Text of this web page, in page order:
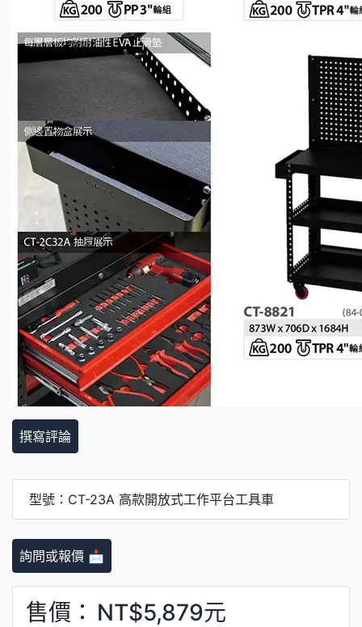
撰寫評論
型號：CT-23A 高款開放式工作平台工具車
詢問或報價 📩
售價： NT$5,879元